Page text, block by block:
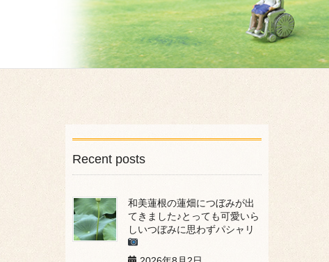
Recent posts
和美蓮根の蓮畑につぼみが出
てきました♪とっても可愛いら
しいつぼみに思わずパシャリ